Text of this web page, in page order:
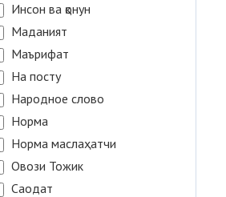
Инсон ва қонун
Маданият
Маърифат
На посту
Народное слово
Норма
Норма маслаҳатчи
Овози Тожик
Саодат